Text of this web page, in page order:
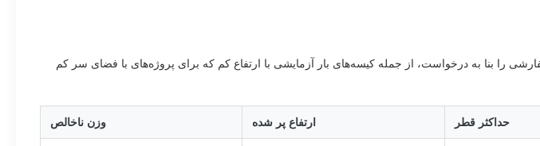
را بنا به درخواست، از جمله کیسه‌های بار آزمایشی با ارتفاع کم که برای پروژه‌های با فضای سر کم
حداکثر قطر ارتفاع پر شده وزن ناخالص